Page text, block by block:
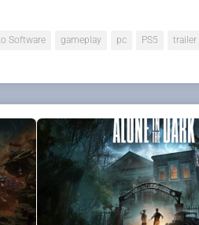
Software gameplay pc PS5 trailer